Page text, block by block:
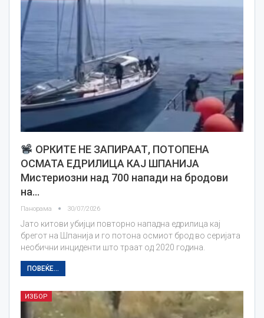
ОРКИТЕ НЕ ЗАПИРААТ, ПОТОПЕНА
ОСМАТА ЕДРИЛИЦА КАЈ ШПАНИЈА
Мистериозни над 700 напади на бродови
на…
Панорама 30/07/2026
Јато китови убијци повторно нападна едрилица кај
брегот на Шпанија и го потона осмиот брод во серијата
необични инциденти што траат од 2020 година.
ПОВЕЌЕ...
ИЗБОР